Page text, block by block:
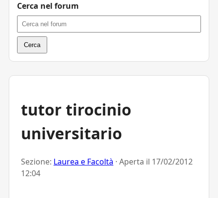
tutor tirocinio
universitario
Sezione: Laurea e Facoltà · Aperta il 17/02/2012
12:04
Cerca nel forum
Cerca